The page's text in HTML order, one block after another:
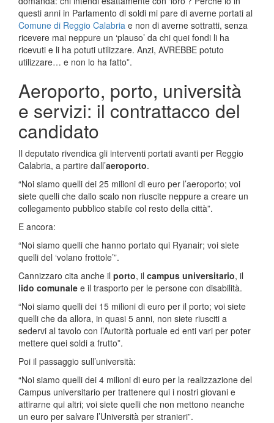
questi anni in Parlamento di soldi mi pare di averne portati al
Comune di Reggio Calabria e non di averne sottratti, senza
ricevere mai neppure un ‘plauso’ da chi quei fondi li ha
ricevuti e li ha potuti utilizzare. Anzi, AVREBBE potuto
utilizzare… e non lo ha fatto”.
Aeroporto, porto, università
e servizi: il contrattacco del
candidato
Il deputato rivendica gli interventi portati avanti per Reggio
Calabria, a partire dall’aeroporto.
“Noi siamo quelli dei 25 milioni di euro per l’aeroporto; voi
siete quelli che dallo scalo non riuscite neppure a creare un
collegamento pubblico stabile col resto della città”.
E ancora:
“Noi siamo quelli che hanno portato qui Ryanair; voi siete
quelli del ‘volano frottole’”.
Cannizzaro cita anche il porto, il campus universitario, il
lido comunale e il trasporto per le persone con disabilità.
“Noi siamo quelli dei 15 milioni di euro per il porto; voi siete
quelli che da allora, in quasi 5 anni, non siete riusciti a
sedervi al tavolo con l’Autorità portuale ed enti vari per poter
mettere quei soldi a frutto”.
Poi il passaggio sull’università:
“Noi siamo quelli dei 4 milioni di euro per la realizzazione del
Campus universitario per trattenere qui i nostri giovani e
attirarne qui altri; voi siete quelli che non mettono neanche
un euro per salvare l’Università per stranieri”.